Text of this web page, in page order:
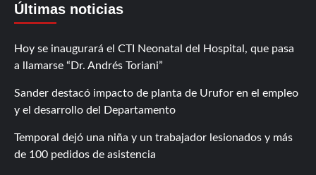
Últimas noticias
Hoy se inaugurará el CTI Neonatal del Hospital, que pasa
a llamarse “Dr. Andrés Toriani”
Sander destacó impacto de planta de Urufor en el empleo
y el desarrollo del Departamento
Temporal dejó una niña y un trabajador lesionados y más
de 100 pedidos de asistencia